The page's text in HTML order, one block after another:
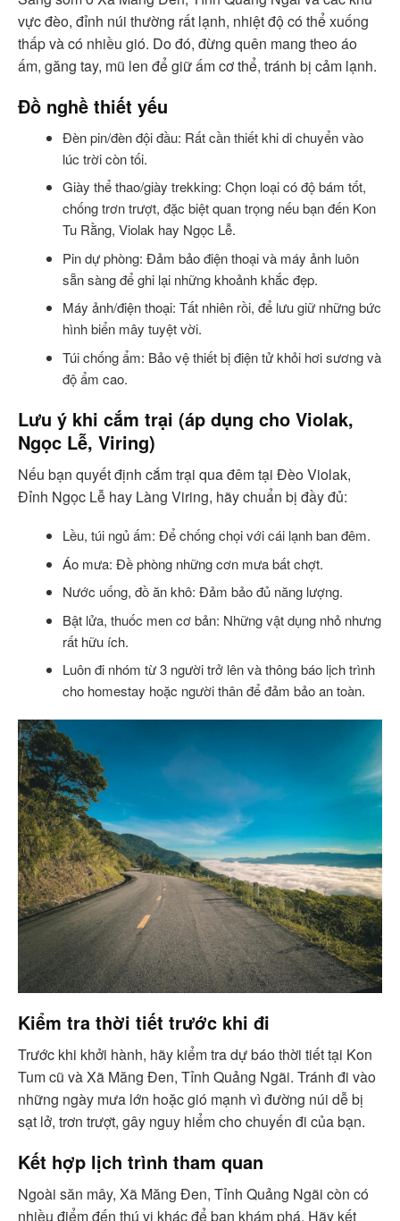
vực đèo, đỉnh núi thường rất lạnh, nhiệt độ có thể xuống
thấp và có nhiều gió. Do đó, đừng quên mang theo áo
ấm, găng tay, mũ len để giữ ấm cơ thể, tránh bị cảm lạnh.
Đồ nghề thiết yếu
Đèn pin/đèn đội đầu: Rất cần thiết khi di chuyển vào
lúc trời còn tối.
Giày thể thao/giày trekking: Chọn loại có độ bám tốt,
chống trơn trượt, đặc biệt quan trọng nếu bạn đến Kon
Tu Rằng, Violak hay Ngọc Lễ.
Pin dự phòng: Đảm bảo điện thoại và máy ảnh luôn
sẵn sàng để ghi lại những khoảnh khắc đẹp.
Máy ảnh/điện thoại: Tất nhiên rồi, để lưu giữ những bức
hình biển mây tuyệt vời.
Túi chống ẩm: Bảo vệ thiết bị điện tử khỏi hơi sương và
độ ẩm cao.
Lưu ý khi cắm trại (áp dụng cho Violak,
Ngọc Lễ, Viring)
Nếu bạn quyết định cắm trại qua đêm tại Đèo Violak,
Đỉnh Ngọc Lễ hay Làng Viring, hãy chuẩn bị đầy đủ:
Lều, túi ngủ ấm: Để chống chọi với cái lạnh ban đêm.
Áo mưa: Đề phòng những cơn mưa bất chợt.
Nước uống, đồ ăn khô: Đảm bảo đủ năng lượng.
Bật lửa, thuốc men cơ bản: Những vật dụng nhỏ nhưng
rất hữu ích.
Luôn đi nhóm từ 3 người trở lên và thông báo lịch trình
cho homestay hoặc người thân để đảm bảo an toàn.
Kiểm tra thời tiết trước khi đi
Trước khi khởi hành, hãy kiểm tra dự báo thời tiết tại Kon
Tum cũ và Xã Măng Đen, Tỉnh Quảng Ngãi. Tránh đi vào
những ngày mưa lớn hoặc gió mạnh vì đường núi dễ bị
sạt lở, trơn trượt, gây nguy hiểm cho chuyến đi của bạn.
Kết hợp lịch trình tham quan
Ngoài săn mây, Xã Măng Đen, Tỉnh Quảng Ngãi còn có
nhiều điểm đến thú vị khác để bạn khám phá. Hãy kết